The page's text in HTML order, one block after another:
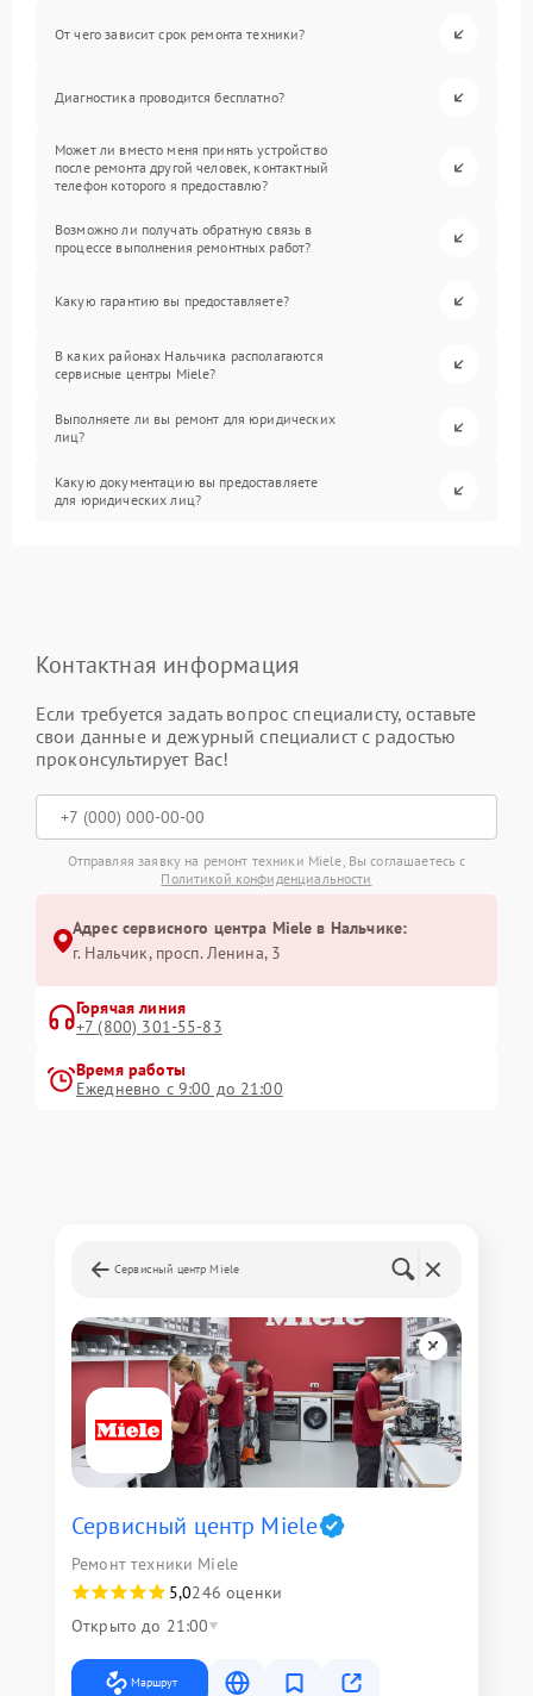
От чего зависит срок ремонта техники?
Диагностика проводится бесплатно?
Может ли вместо меня принять устройство
после ремонта другой человек, контактный
телефон которого я предоставлю?
Возможно ли получать обратную связь в
процессе выполнения ремонтных работ?
Какую гарантию вы предоставляете?
В каких районах Нальчика располагаются
сервисные центры Miele?
Выполняете ли вы ремонт для юридических
лиц?
Какую документацию вы предоставляете
для юридических лиц?
Контактная информация
Если требуется задать вопрос специалисту, оставьте
свои данные и дежурный специалист с радостью
проконсультирует Вас!
Отправляя заявку на ремонт техники Miele, Вы соглашаетесь с
Политикой конфиденциальности
Адрес сервисного центра Miele в Нальчике:
г. Нальчик, просп. Ленина, 3
Горячая линия
+7 (800) 301-55-83
Время работы
Ежедневно с 9:00 до 21:00
Сервисный центр Miele
Сервисный центр Miele
Ремонт техники Miele
5,0246 оценки
Открыто до 21:00
Маршрут